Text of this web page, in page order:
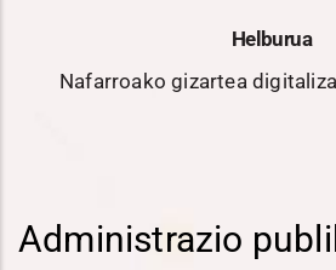
Helburua
Nafarroako gizartea
Administrazio